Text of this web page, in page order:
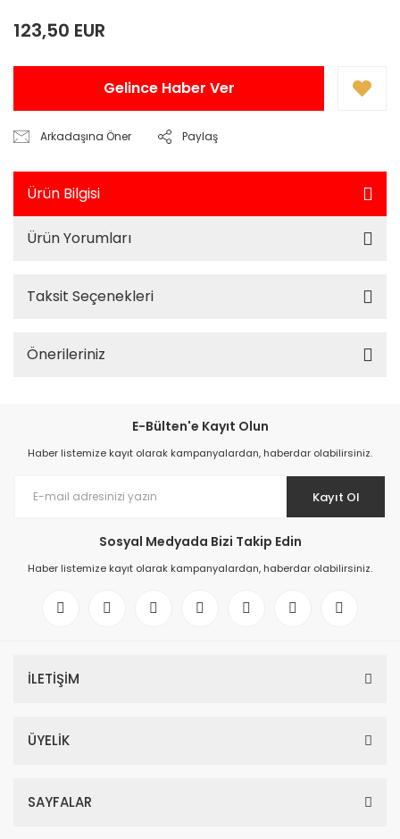
123,50 EUR
Gelince Haber Ver
Arkadaşına Öner Paylaş
Ürün Bilgisi
Ürün Yorumları
Taksit Seçenekleri
Önerileriniz
E-Bülten'e Kayıt Olun
Haber listemize kayıt olarak kampanyalardan, haberdar olabilirsiniz.
Kayıt Ol
Sosyal Medyada Bizi Takip Edin
Haber listemize kayıt olarak kampanyalardan, haberdar olabilirsiniz.
İLETİŞİM
ÜYELİK
SAYFALAR